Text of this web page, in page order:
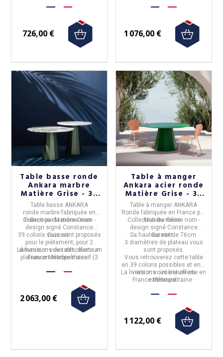
726,00 € 1 076,00 €
Table basse ronde
Ankara marbre
Matière Grise - 39
coloris 2 tailles
Table basse ANKARA
ronde marbrefabriquée en
FranceparMatière Grise.
Collection du même nom -
design signé Constance
Guisset.
39 coloris vous sont proposés
pour le piètement, pour 2
dimensions de table, avec un
plateau en marbre massif (3
La livraison vous est offerte en
France Métropolitaine.
2 063,00 €
Table à manger
Ankara acier ronde
Matière Grise - 39
coloris 3 tailles
Table à manger ANKARA
Rondefabriquée en France par
Matière Grise.
Collection du même nom -
design signé Constance
Guisset.
Sa hauteur est de 76cm.
3 diamètres de plateau vous
sont proposés.
Vous retrouverez cette table
en 39 coloris possibles et en 2
versions : intérieure ou
extérieure.
La livraison vous est offerte en
France Métropolitaine.
1 122,00 €